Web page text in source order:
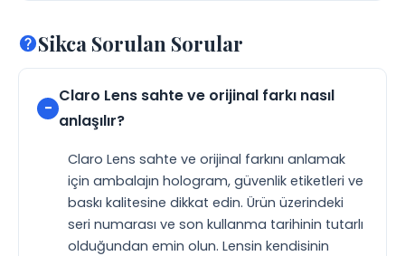
Sikca Sorulan Sorular
Claro Lens sahte ve orijinal farkı nasıl
anlaşılır?
Claro Lens sahte ve orijinal farkını anlamak
için ambalajın hologram, güvenlik etiketleri ve
baskı kalitesine dikkat edin. Ürün üzerindeki
seri numarası ve son kullanma tarihinin tutarlı
olduğundan emin olun. Lensin kendisinin